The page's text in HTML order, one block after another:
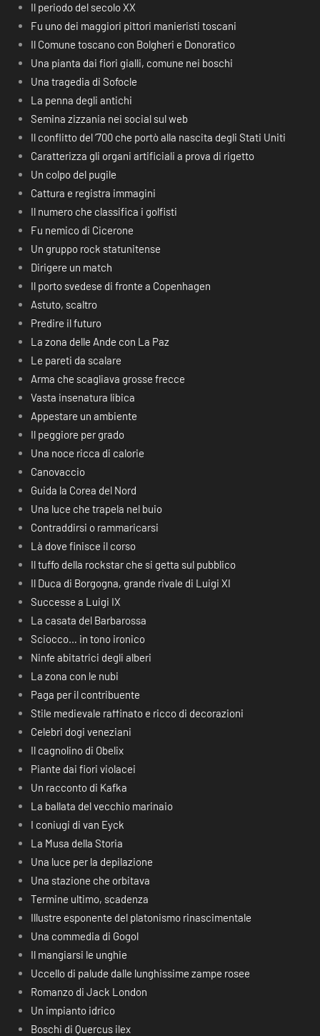
Il periodo del secolo XX
Fu uno dei maggiori pittori manieristi toscani
Il Comune toscano con Bolgheri e Donoratico
Una pianta dai fiori gialli, comune nei boschi
Una tragedia di Sofocle
La penna degli antichi
Semina zizzania nei social sul web
Il conflitto del ‘700 che portò alla nascita degli Stati Uniti
Caratterizza gli organi artificiali a prova di rigetto
Un colpo del pugile
Cattura e registra immagini
Il numero che classifica i golfisti
Fu nemico di Cicerone
Un gruppo rock statunitense
Dirigere un match
Il porto svedese di fronte a Copenhagen
Astuto, scaltro
Predire il futuro
La zona delle Ande con La Paz
Le pareti da scalare
Arma che scagliava grosse frecce
Vasta insenatura libica
Appestare un ambiente
Il peggiore per grado
Una noce ricca di calorie
Canovaccio
Guida la Corea del Nord
Una luce che trapela nel buio
Contraddirsi o rammaricarsi
Là dove finisce il corso
Il tuffo della rockstar che si getta sul pubblico
Il Duca di Borgogna, grande rivale di Luigi XI
Successe a Luigi IX
La casata del Barbarossa
Sciocco… in tono ironico
Ninfe abitatrici degli alberi
La zona con le nubi
Paga per il contribuente
Stile medievale raffinato e ricco di decorazioni
Celebri dogi veneziani
Il cagnolino di Obelix
Piante dai fiori violacei
Un racconto di Kafka
La ballata del vecchio marinaio
I coniugi di van Eyck
La Musa della Storia
Una luce per la depilazione
Una stazione che orbitava
Termine ultimo, scadenza
Illustre esponente del platonismo rinascimentale
Una commedia di Gogol
Il mangiarsi le unghie
Uccello di palude dalle lunghissime zampe rosee
Romanzo di Jack London
Un impianto idrico
Boschi di Quercus ilex